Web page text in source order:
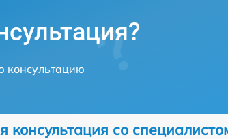
консультацию
консультация со